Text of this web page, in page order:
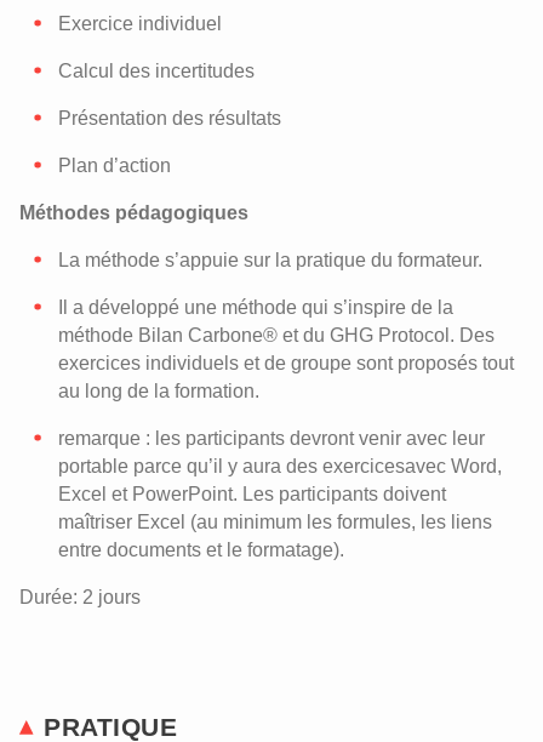
Exercice individuel
Calcul des incertitudes
Présentation des résultats
Plan d’action
Méthodes pédagogiques
La méthode s’appuie sur la pratique du formateur.
Il a développé une méthode qui s’inspire de la
méthode Bilan Carbone® et du GHG Protocol. Des
exercices individuels et de groupe sont proposés tout
au long de la formation.
remarque : les participants devront venir avec leur
portable parce qu’il y aura des exercicesavec Word,
Excel et PowerPoint. Les participants doivent
maîtriser Excel (au minimum les formules, les liens
entre documents et le formatage).
Durée: 2 jours
PRATIQUE